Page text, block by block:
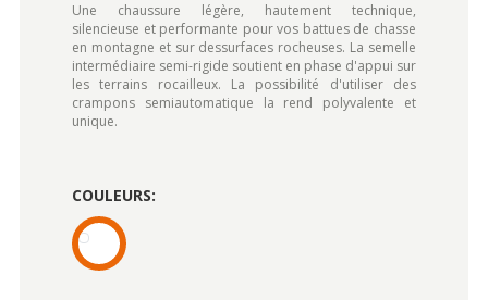
Une chaussure légère, hautement technique,
silencieuse et performante pour vos battues de chasse
en montagne et sur dessurfaces rocheuses. La semelle
intermédiaire semi-rigide soutient en phase d'appui sur
les terrains rocailleux. La possibilité d'utiliser des
crampons semiautomatique la rend polyvalente et
unique.
COULEURS: